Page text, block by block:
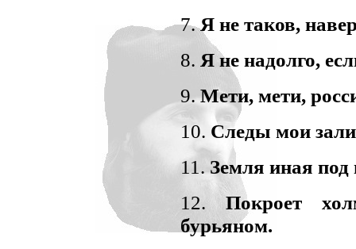
7.Я не таков,
8. Я не надолго,
9.Мети, мети,
10. Следы мои
11. Земля иная под
12.Покроет
бурьяном.